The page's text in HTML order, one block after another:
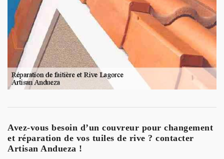
Avez-vous besoin d’un couvreur pour changement
et réparation de vos tuiles de rive ? contacter
Artisan Andueza !